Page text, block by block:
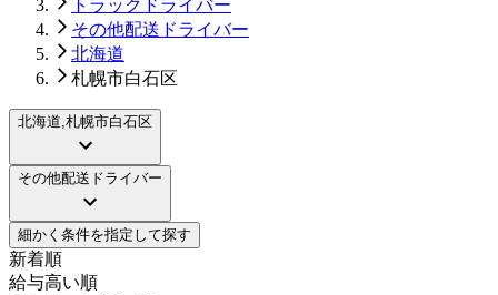
トラックドライバー
その他配送ドライバー
北海道
札幌市白石区
北海道,札幌市白石区
その他配送ドライバー
細かく条件を指定して探す
新着順
給与高い順